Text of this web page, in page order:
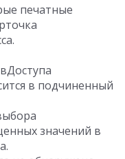
печатные
в подчиненный
значений в